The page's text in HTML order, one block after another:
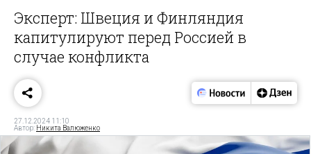
Эксперт: Швеция и Финляндия
капитулируют перед Россией в
случае конфликта
27.12.2024 11:10
Автор: Никита Валюженко